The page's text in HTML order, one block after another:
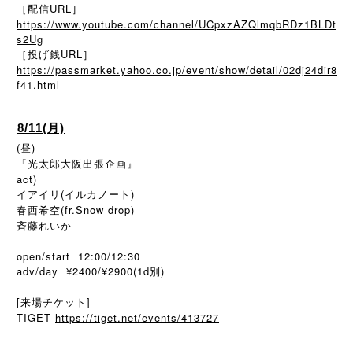
［配信URL］
https://www.youtube.com/channel/UCpxzAZQlmqbRDz1BLDt
s2Ug
［投げ銭URL］
https://passmarket.yahoo.co.jp/event/show/detail/02dj24dir8
f41.html
8/11(月)
(昼)
『光太郎大阪出張企画』
act)
イアイリ(イルカノート)
春西希空(fr.Snow drop)
斉藤れいか
open/start 12:00/12:30
adv/day ¥2400/¥2900(1d別)
[来場チケット]
TIGET https://tiget.net/events/413727